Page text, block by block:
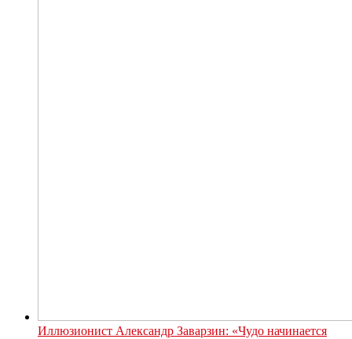
Иллюзионист Александр Заварзин: «Чудо начинается